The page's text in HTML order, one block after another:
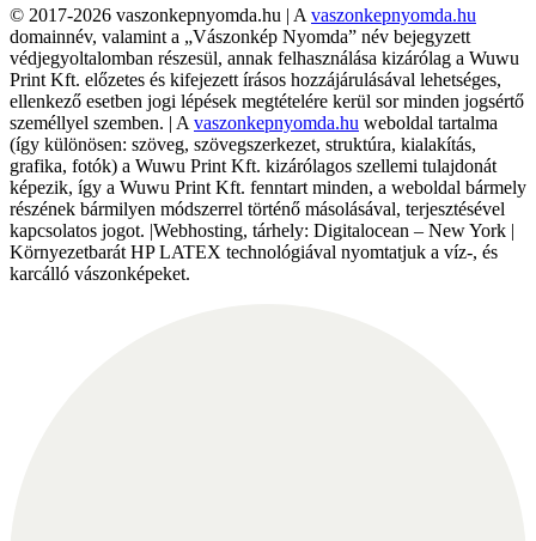
© 2017-2026 vaszonkepnyomda.hu | A vaszonkepnyomda.hu
domainnév, valamint a „Vászonkép Nyomda” név bejegyzett
védjegyoltalomban részesül, annak felhasználása kizárólag a Wuwu
Print Kft. előzetes és kifejezett írásos hozzájárulásával lehetséges,
ellenkező esetben jogi lépések megtételére kerül sor minden jogsértő
személlyel szemben. | A vaszonkepnyomda.hu weboldal tartalma
(így különösen: szöveg, szövegszerkezet, struktúra, kialakítás,
grafika, fotók) a Wuwu Print Kft. kizárólagos szellemi tulajdonát
képezik, így a Wuwu Print Kft. fenntart minden, a weboldal bármely
részének bármilyen módszerrel történő másolásával, terjesztésével
kapcsolatos jogot. |Webhosting, tárhely: Digitalocean – New York |
Környezetbarát HP LATEX technológiával nyomtatjuk a víz-, és
karcálló vászonképeket.